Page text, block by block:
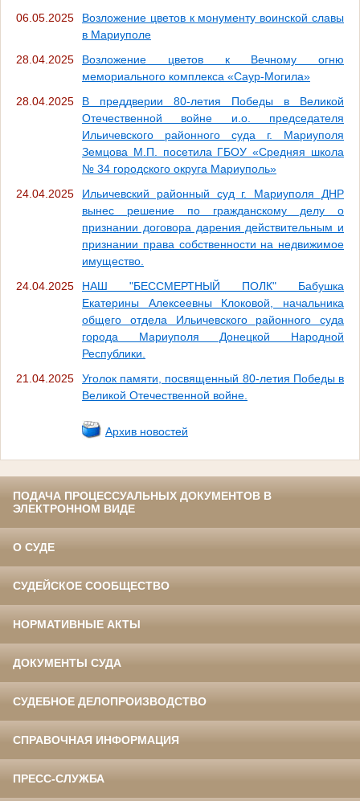
06.05.2025
Возложение цветов к монументу воинской славы
в Мариуполе
28.04.2025
Возложение цветов к Вечному огню
мемориального комплекса «Саур-Могила»
28.04.2025
В преддверии 80-летия Победы в Великой
Отечественной войне и.о. председателя
Ильичевского районного суда г. Мариуполя
Земцова М.П. посетила ГБОУ «Средняя школа
№ 34 городского округа Мариуполь»
24.04.2025
Ильичевский районный суд г. Мариуполя ДНР
вынес решение по гражданскому делу о
признании договора дарения действительным и
признании права собственности на недвижимое
имущество.
24.04.2025
НАШ "БЕССМЕРТНЫЙ ПОЛК" Бабушка
Екатерины Алексеевны Клоковой, начальника
общего отдела Ильичевского районного суда
города Мариуполя Донецкой Народной
Республики.
21.04.2025
Уголок памяти, посвященный 80-летия Победы в
Великой Отечественной войне.
Архив новостей
ПОДАЧА ПРОЦЕССУАЛЬНЫХ ДОКУМЕНТОВ В
ЭЛЕКТРОННОМ ВИДЕ
О СУДЕ
СУДЕЙСКОЕ СООБЩЕСТВО
НОРМАТИВНЫЕ АКТЫ
ДОКУМЕНТЫ СУДА
СУДЕБНОЕ ДЕЛОПРОИЗВОДСТВО
СПРАВОЧНАЯ ИНФОРМАЦИЯ
ПРЕСС-СЛУЖБА